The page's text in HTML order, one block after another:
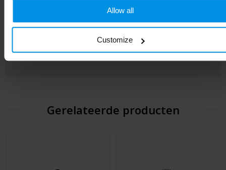
Allow all
Customize
Standaard uitvoering
Gerelateerde producten